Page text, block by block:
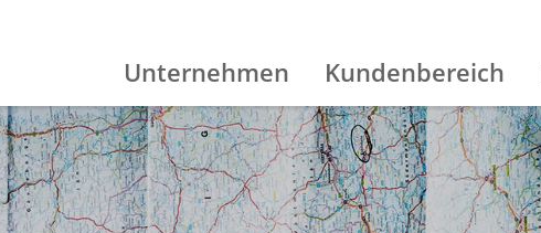
Unternehmen Kundenbereich